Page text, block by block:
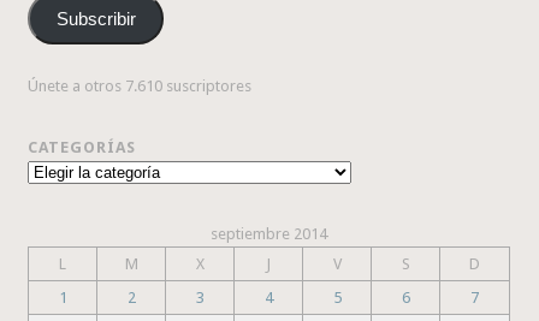
electrónico
Subscribir
Únete a otros 7.610 suscriptores
CATEGORÍAS
Categorías
septiembre 2014
L
M X J V S
D
1
2 3 4 5 6
7